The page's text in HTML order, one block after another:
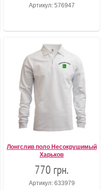
Артикул: 576947
Лонгслив поло Несокрушимый
Харьков
770 грн.
Артикул: 633979